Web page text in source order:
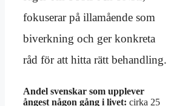
fokuserar på illamående som
biverkning och ger konkreta
råd för att hitta rätt behandling.
Andel svenskar som upplever
ångest någon gång i livet: cirka 25